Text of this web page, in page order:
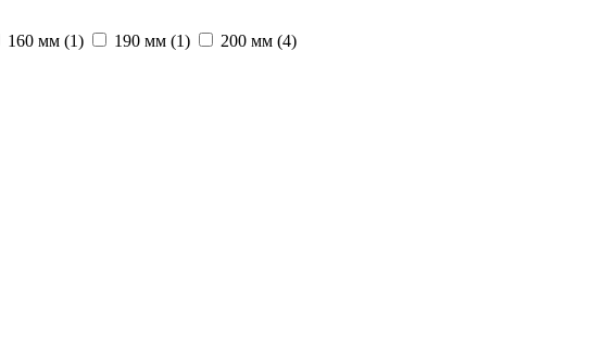
160 мм (1) 190 мм (1) 200 мм (4)